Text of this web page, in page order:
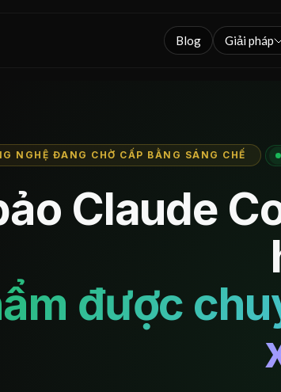
Blog Giải pháp
NGHỆ ĐANG CHỜ CẤP BẰNG SÁNG CHẾ
Claude
được